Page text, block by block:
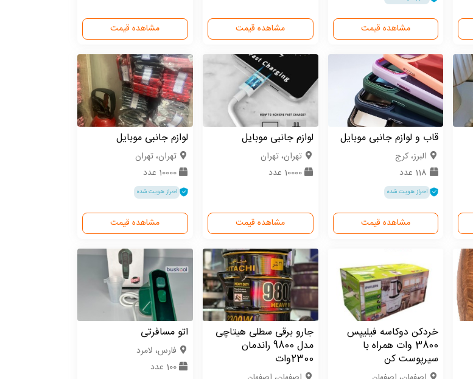
مشاهده قیمت مشاهده قیمت مشاهده قیمت
قاب و لوازم جانبی موبایل
البرز، کرج
118 عدد
احراز هویت شده
مشاهده قیمت
لوازم جانبی موبایل
تهران، تهران
10000 عدد
مشاهده قیمت
لوازم جانبی موبایل
تهران، تهران
10000 عدد
احراز هویت شده
مشاهده قیمت
خردکن دوکاسه فیلیپس
3800 وات همراه با
سیرپوست کن
جارو برقی سطلی هیتاچی
مدل 9800 راندمان
2300وات
اتو مسافرتی
فارس، لامرد
100 عدد